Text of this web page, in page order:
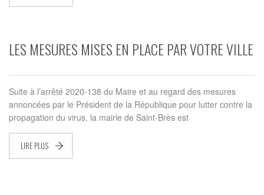
LES MESURES MISES EN PLACE PAR VOTRE VILLE
Suite à l’arrêté 2020-138 du Maire et au regard des mesures
annoncées par le Président de la République pour lutter contre la
propagation du virus, la mairie de Saint-Brès est
LIRE PLUS